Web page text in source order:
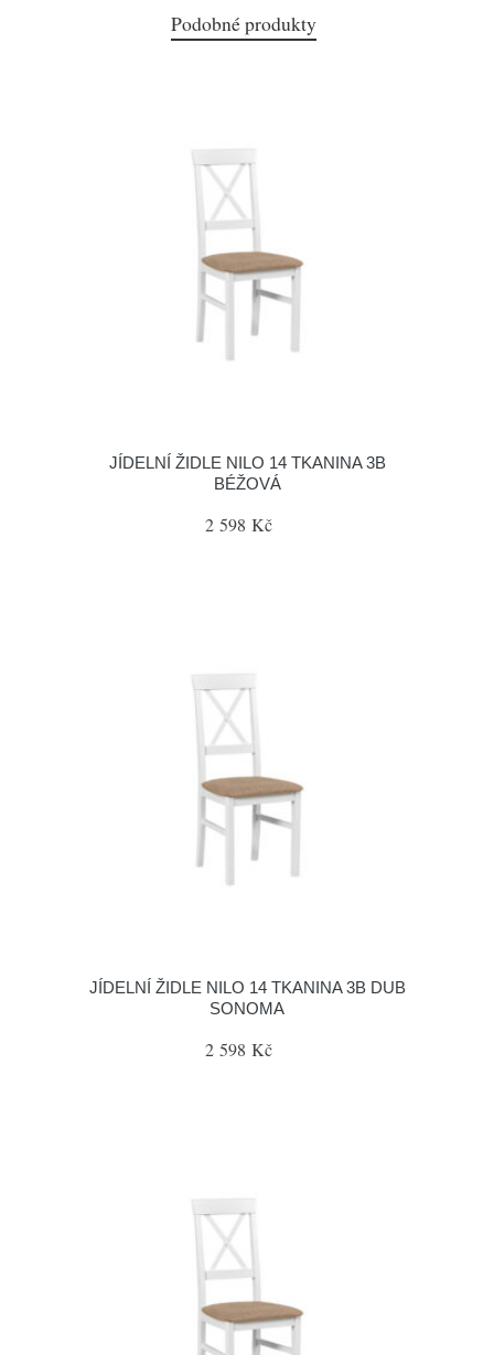
Podobné produkty
JÍDELNÍ ŽIDLE NILO 14 TKANINA 3B
BÉŽOVÁ
2 598 Kč
JÍDELNÍ ŽIDLE NILO 14 TKANINA 3B DUB
SONOMA
2 598 Kč